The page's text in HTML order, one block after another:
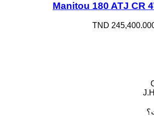
Manitou 180 ATJ CR
TND